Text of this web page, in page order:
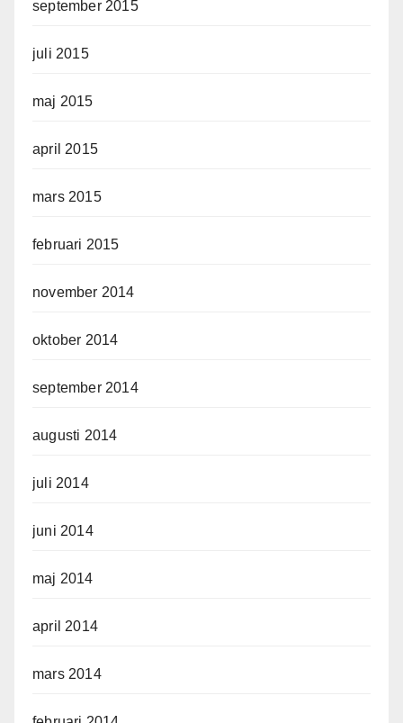
september 2015
juli 2015
maj 2015
april 2015
mars 2015
februari 2015
november 2014
oktober 2014
september 2014
augusti 2014
juli 2014
juni 2014
maj 2014
april 2014
mars 2014